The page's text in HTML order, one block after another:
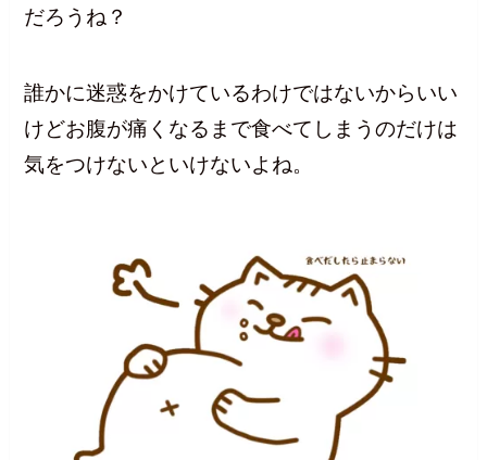
だろうね？
誰かに迷惑をかけているわけではないからいい
けどお腹が痛くなるまで食べてしまうのだけは
気をつけないといけないよね。